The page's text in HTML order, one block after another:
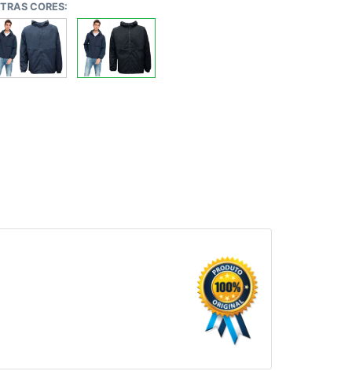
CORES: